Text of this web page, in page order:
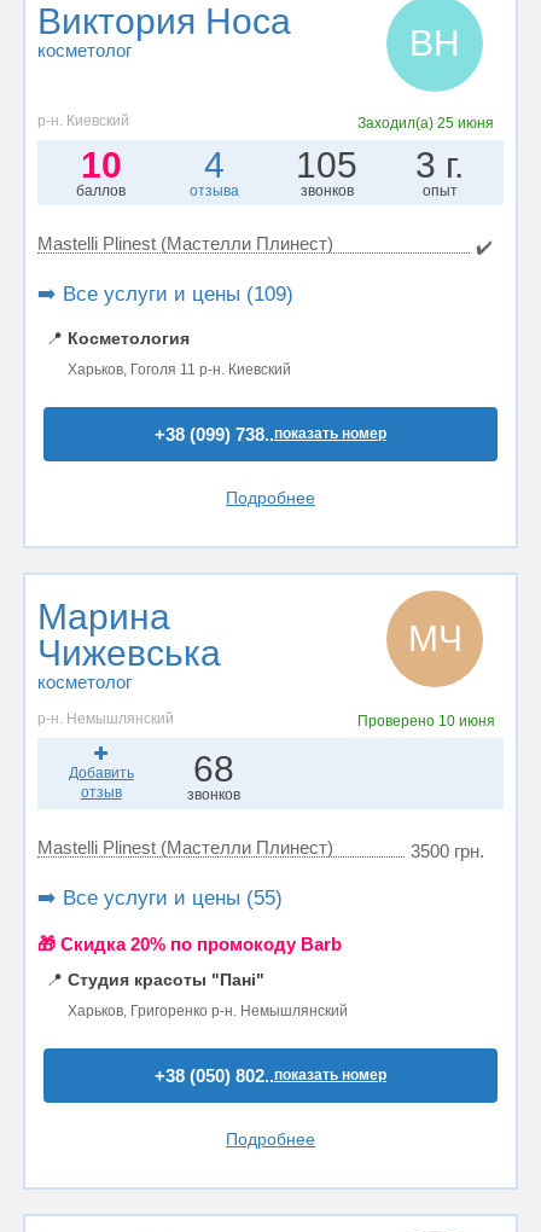
Виктория Носа
косметолог ВН
р-н. Киевский Заходил(а)25 июня
10
баллов
4
отзыва
105
звонков
3 г.
опыт
Mastelli Plinest (Мастелли Плинест) ✔️
➡️ Все услуги и цены (109)
📍 Косметология
Харьков, Гоголя 11 р-н. Киевский
+38 (099) 738..показать номер
Подробнее
Марина
Чижевська
косметолог
МЧ
р-н. Немышлянский Проверено 10 июня
Добавить
отзыв
68
звонков
Mastelli Plinest (Мастелли Плинест) 3500 грн.
➡️ Все услуги и цены (55)
🎁 Cкидка 20% по промокоду Barb
📍 Студия красоты "Пані"
Харьков, Григоренко р-н. Немышлянский
+38 (050) 802..показать номер
Подробнее